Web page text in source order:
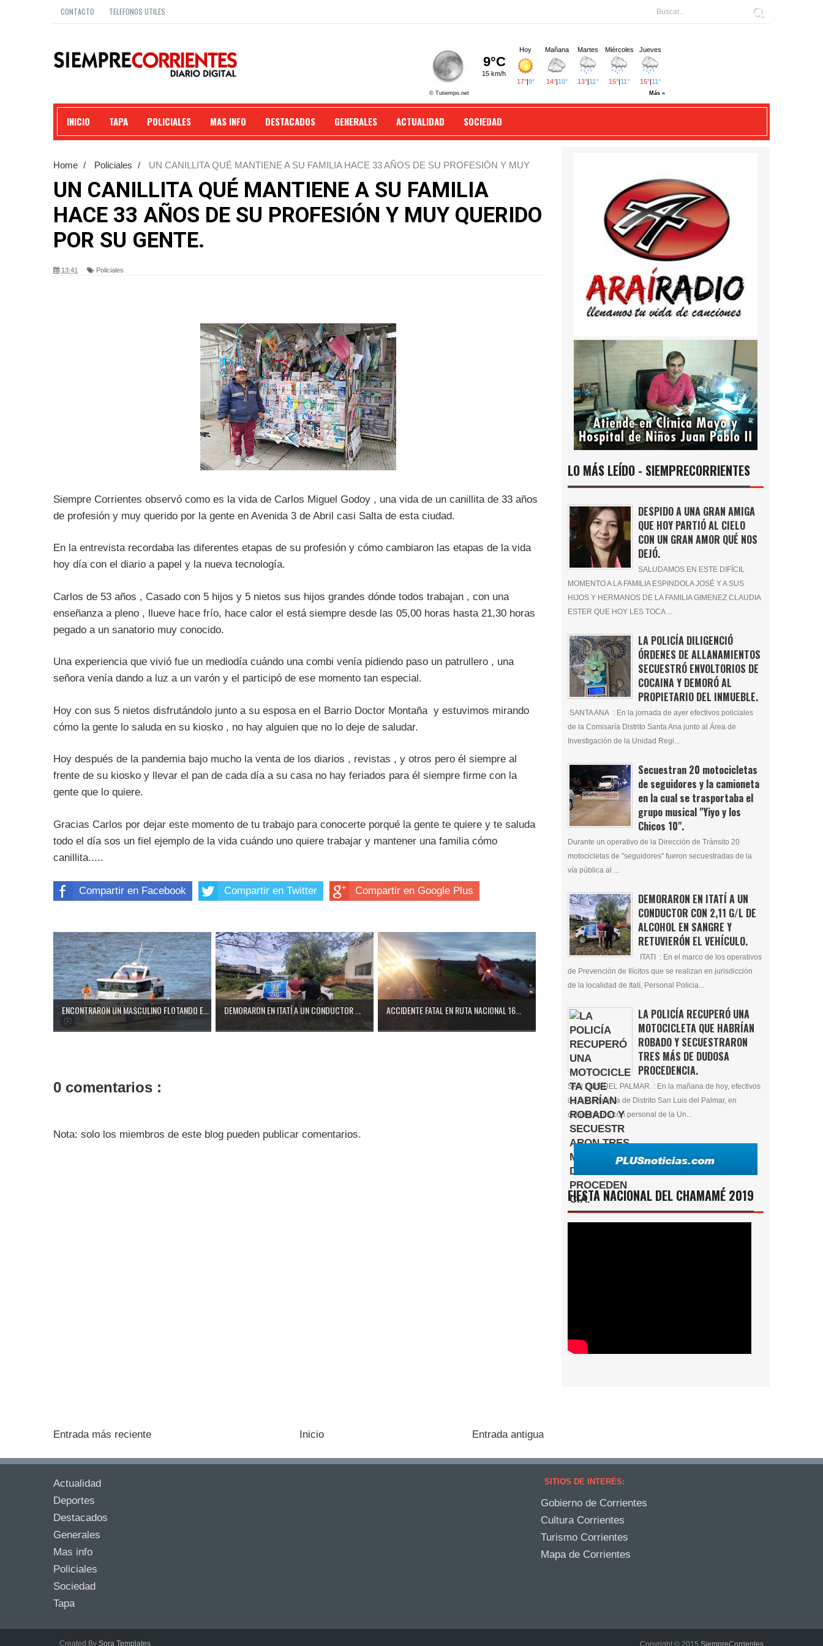
CONTACTO TELEFONOS UTILES
INICIO TAPA POLICIALES MAS INFO DESTACADOS GENERALES ACTUALIDAD SOCIEDAD
Home / Policiales /
UN CANILLITA QUÉ MANTIENE A SU FAMILIA HACE 33 AÑOS DE SU PROFESIÓN Y MUY
UN CANILLITA QUÉ MANTIENE A SU FAMILIA
HACE 33 AÑOS DE SU PROFESIÓN Y MUY QUERIDO
POR SU GENTE.
13:41 Policiales
Siempre Corrientes observó como es la vida de Carlos Miguel Godoy , una vida de un canillita de 33 años
de profesión y muy querido por la gente en Avenida 3 de Abril casi Salta de esta ciudad.
En la entrevista recordaba las diferentes etapas de su profesión y cómo cambiaron las etapas de la vida
hoy día con el diario a papel y la nueva tecnología.
Carlos de 53 años , Casado con 5 hijos y 5 nietos sus hijos grandes dónde todos trabajan , con una
enseñanza a pleno , llueve hace frío, hace calor el está siempre desde las 05,00 horas hasta 21,30 horas
pegado a un sanatorio muy conocido.
Una experiencia que vivió fue un mediodía cuándo una combi venía pidiendo paso un patrullero , una
señora venía dando a luz a un varón y el participó de ese momento tan especial.
Hoy con sus 5 nietos disfrutándolo junto a su esposa en el Barrio Doctor Montaña y estuvimos mirando
cómo la gente lo saluda en su kiosko , no hay alguien que no lo deje de saludar.
Hoy después de la pandemia bajo mucho la venta de los diarios , revistas , y otros pero él siempre al
frente de su kiosko y llevar el pan de cada día a su casa no hay feriados para él siempre firme con la
gente que lo quiere.
Gracias Carlos por dejar este momento de tu trabajo para conocerte porqué la gente te quiere y te saluda
todo el día sos un fiel ejemplo de la vida cuándo uno quiere trabajar y mantener una familia cómo
canillita.....
Compartir en Facebook Compartir en Twitter Compartir en Google Plus
ENCONTRARON UN MASCULINO FLOTANDO E... DEMORARON EN ITATÍ A UN CONDUCTOR ... ACCIDENTE FATAL EN RUTA NACIONAL 16...
0 comentarios :
Nota: solo los miembros de este blog pueden publicar comentarios.
Entrada más reciente Entrada antigua
Inicio
LO MÁS LEÍDO - SIEMPRECORRIENTES
DESPIDO A UNA GRAN AMIGA
QUE HOY PARTIÓ AL CIELO
CON UN GRAN AMOR QUÉ NOS
DEJÓ.
SALUDAMOS EN ESTE DIFÍCIL
MOMENTO A LA FAMILIA ESPINDOLA JOSÉ Y A SUS
HIJOS Y HERMANOS DE LA FAMILIA GIMENEZ CLAUDIA
ESTER QUE HOY LES TOCA ...
LA POLICÍA DILIGENCIÓ
ÓRDENES DE ALLANAMIENTOS
SECUESTRÓ ENVOLTORIOS DE
COCAINA Y DEMORÓ AL
PROPIETARIO DEL INMUEBLE.
SANTA ANA : En la jornada de ayer efectivos policiales
de la Comisaría Distrito Santa Ana junto al Área de
Investigación de la Unidad Regi...
Secuestran 20 motocicletas
de seguidores y la camioneta
en la cual se trasportaba el
grupo musical "Yiyo y los
Chicos 10".
Durante un operativo de la Dirección de Tránsito 20
motocicletas de "seguidores" fueron secuestradas de la
vía pública al ...
DEMORARON EN ITATÍ A UN
CONDUCTOR CON 2,11 G/L DE
ALCOHOL EN SANGRE Y
RETUVIERÓN EL VEHÍCULO.
ITATI : En el marco de los operativos
de Prevención de Ilícitos que se realizan en jurisdicción
de la localidad de Itatí, Personal Policia...
LA POLICÍA RECUPERÓ UNA
MOTOCICLETA QUE HABRÍAN
ROBADO Y SECUESTRARON
TRES MÁS DE DUDOSA
PROCEDENCIA.
SAN LUIS DEL PALMAR. : En la mañana de hoy, efectivos
de la Comisaría de Distrito San Luis del Palmar, en
colaboración con personal de la Un...
FIESTA NACIONAL DEL CHAMAMÉ 2019
Actualidad
Deportes
Destacados
Generales
Mas info
Policiales
Sociedad
Tapa
SITIOS DE INTERÉS:
Gobierno de Corrientes
Cultura Corrientes
Turismo Corrientes
Mapa de Corrientes
Copyright © 2015 SiempreCorrientes
Created By Sora Templates